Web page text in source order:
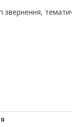
звернення,